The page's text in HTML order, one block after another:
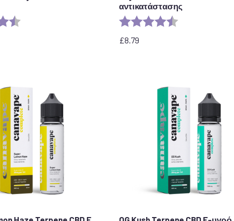
αντικατάστασης
Αξιολόγηση: 4,7 από 5 αστέρια
£8.79